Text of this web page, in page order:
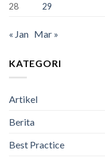
28
29
« Jan Mar »
KATEGORI
Artikel
Berita
Best Practice